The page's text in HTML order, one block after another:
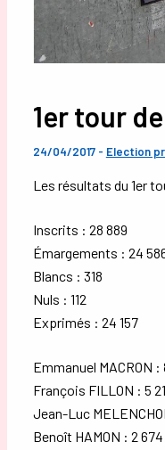
1er tour
24/04/2017 - Election
Les résultats du 1er
Inscrits : 28 889
Émargements : 24
Blancs : 318
Nuls : 112
Exprimés : 24 157
Emmanuel MACRON :
François FILLON : 5
Jean-Luc
Benoît HAMON : 2 674